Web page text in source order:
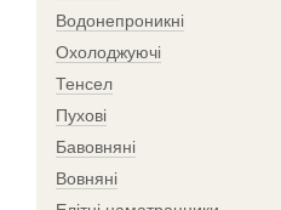
Водонепроникні
Охолоджуючі
Тенсел
Пухові
Бавовняні
Вовняні